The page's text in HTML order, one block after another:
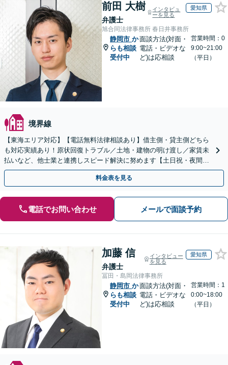
前田 大樹
弁護士
インタビュ
ーを見る
愛知県
旭合同法律事務所 春日井事務所
静岡市 か
らも相談
受付中
面談方法(対面・
電話・ビデオな
ど)は応相談
営業時間：0
9:00~21:00
（平日）
境界線
【東海エリア対応】【電話無料法律相談あり】借主側・貸主側どちら
も対応実績あり！原状回復トラブル／土地・建物の明け渡し／家賃未
払いなど、他士業と連携しスピード解決に努めます【土日祝・夜間対
応】【オンライン面談可】【完全個室】
料金表を見る
電話でお問い合わせ メールで面談予約
加藤 信
弁護士
インタビュー
を見る
愛知県
冨田・島岡法律事務所
静岡市 か
らも相談
受付中
面談方法(対面・
電話・ビデオな
ど)は応相談
営業時間：1
0:00~18:00
（平日）